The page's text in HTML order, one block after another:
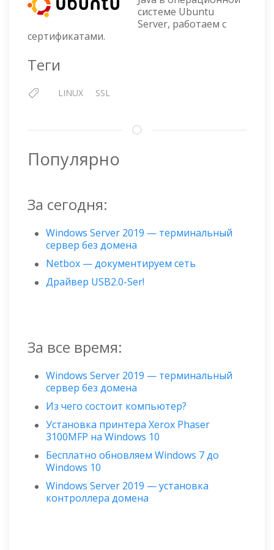
ПОЛЕЗНЫЕ
КОМАНДЫ
В
системе Ubuntu
Server, работаем с
сертификатами.
Теги
LINUX SSL
Популярно
За сегодня:
Windows Server 2019 — терминальный
сервер без домена
Netbox — документируем сеть
Драйвер USB2.0-Ser!
За все время:
Windows Server 2019 — терминальный
сервер без домена
Из чего состоит компьютер?
Установка принтера Xerox Phaser
3100MFP на Windows 10
Бесплатно обновляем Windows 7 до
Windows 10
Windows Server 2019 — установка
контроллера домена